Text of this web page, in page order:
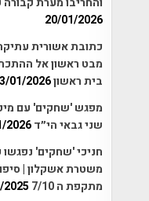
20/01/2026
כתובת אשורית
מבט ראשון אל
בית ראשון01/2026
מפגש 'שחקים' עם
שני גבאי הי״ד2026
חניכי 'שחקים' נפגשו
משטרת אשקלון |
מתקפת ה 7/10
2025